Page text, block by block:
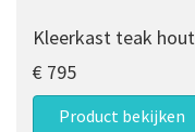
Kleerkast teak hout
€ 795
Product bekijken